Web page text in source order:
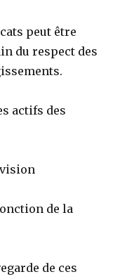
peut être
du respect des
actifs des
de la
de ces